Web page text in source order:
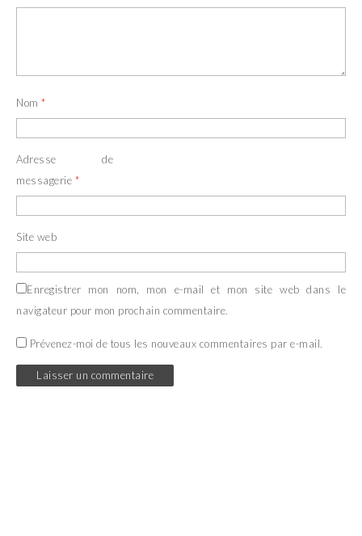
Nom *
Adresse de
messagerie *
Site web
Enregistrer mon nom, mon e-mail et mon site web dans le
navigateur pour mon prochain commentaire.
Prévenez-moi de tous les nouveaux commentaires par e-mail.